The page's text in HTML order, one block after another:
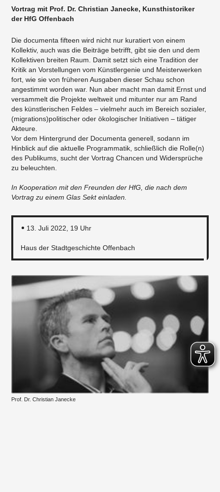
Vortrag mit Prof. Dr. Christian Janecke, Kunsthistoriker
der HfG Offenbach
Die documenta fifteen wird nicht nur kuratiert von einem
Kollektiv, auch was die Beiträge betrifft, gibt sie den und dem
Kollektiven breiten Raum. Damit setzt sich eine Tradition der
Kritik an Vorstellungen vom Künstlergenie und Meisterwerken
fort, wie sie von früheren Ausgaben dieser Schau schon
angestimmt worden war. Nun aber macht man damit Ernst und
versammelt die Projekte weltweit und mitunter nur am Rand
des künstlerischen Feldes – vielmehr auch im Bereich sozialer,
(migrations)politischer oder ökologischer Initiativen – tätiger
Akteure.
Vor dem Hintergrund der Documenta generell, sodann im
Hinblick auf die aktuelle Programmatik, schließlich die Rolle(n)
des Publikums, sucht der Vortrag Chancen und Widersprüche
zu beleuchten.
In Kooperation mit den Freunden der HfG, die nach dem
Vortrag zu einem Glas Sekt einladen.
13. Juli 2022, 19 Uhr
Haus der Stadtgeschichte Offenbach
Prof. Dr. Christian Janecke